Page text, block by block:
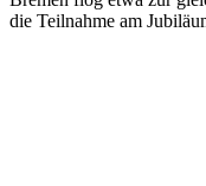
die Teilnahme am